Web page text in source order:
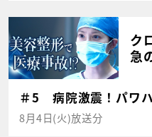
ク
急
＃5 病院激震！パワ
8月4日(火)放送分